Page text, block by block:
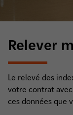
Relever
Le relevé des
votre contrat avec
ces données que